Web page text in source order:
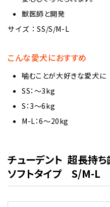
獣医師と開発
サイズ：SS/S/M-L
こんな愛犬におすすめ
噛むことが大好きな愛犬に
SS：～3kg
S：3～6kg
M-L：6～20kg
チューデント 超長持
ソフトタイプ S/M-L